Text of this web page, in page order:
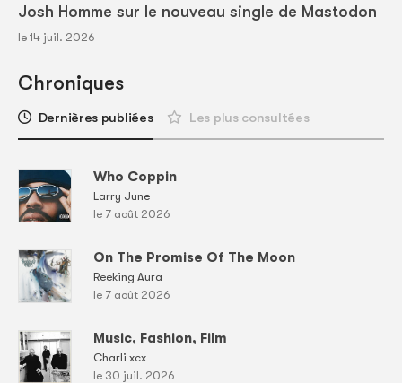
Josh Homme sur le nouveau single de Mastodon
le 14 juil. 2026
Chroniques
Dernières publiées Les plus consultées
Who Coppin
Larry June
le 7 août 2026
On The Promise Of The Moon
Reeking Aura
le 7 août 2026
Music, Fashion, Film
Charli xcx
le 30 juil. 2026